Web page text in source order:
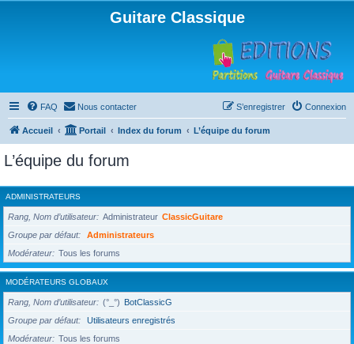
Guitare Classique
FAQ Nous contacter Connexion
S’enregistrer
Accueil Portail Index du forum L’équipe du forum
L’équipe du forum
ADMINISTRATEURS
Rang, Nom d’utilisateur Administrateur ClassicGuitare
Groupe par défaut
Administrateurs
Modérateur
Tous les forums
MODÉRATEURS GLOBAUX
Rang, Nom d’utilisateur (°_°) BotClassicG
Groupe par défaut
Utilisateurs enregistrés
Modérateur
Tous les forums